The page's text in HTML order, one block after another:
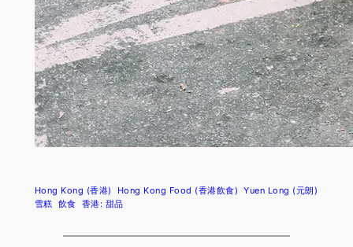
Hong Kong (香港) Hong Kong Food (香港飲食) Yuen Long (元朗)
雪糕 飲食 香港: 甜品